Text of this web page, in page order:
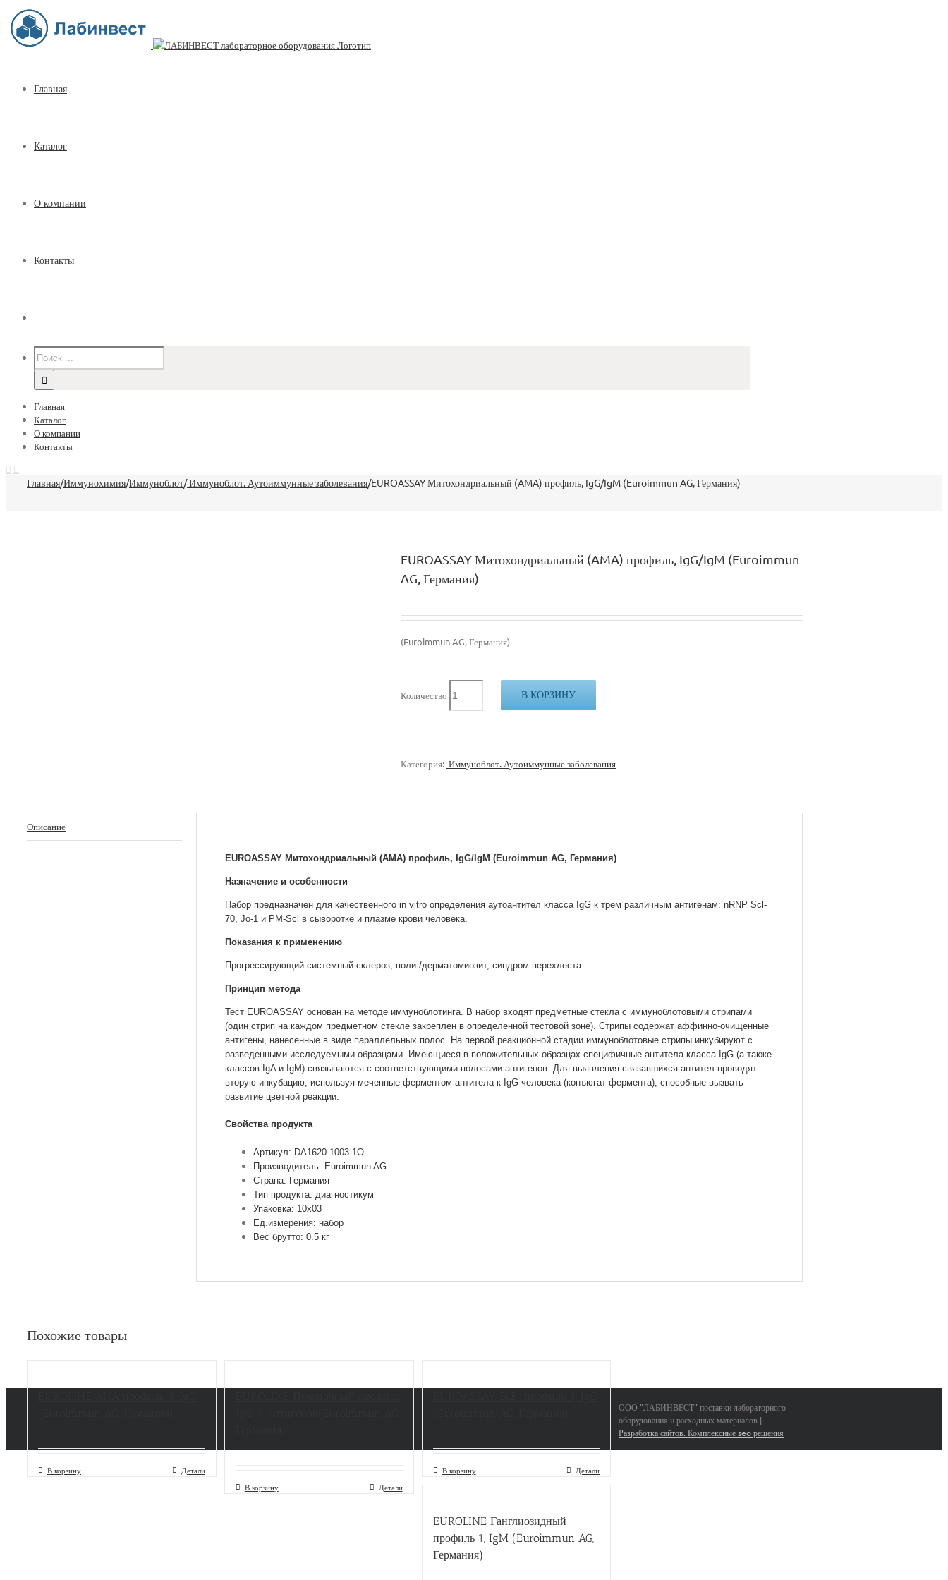
Главная
Каталог
О компании
Контакты
Главная
Каталог
О компании
Контакты
Главная/Иммунохимия/Иммуноблот/Иммуноблот. Аутоиммунные заболевания/EUROASSAY Митохондриальный (AMA) профиль, IgG/IgM (Euroimmun AG, Германия)
EUROASSAY Митохондриальный (AMA) профиль, IgG/IgM (Euroimmun
AG, Германия)
(Euroimmun AG, Германия)
Количество В КОРЗИНУ
Категория: Иммуноблот. Аутоиммунные заболевания
Описание
EUROASSAY Митохондриальный (AMA) профиль, IgG/IgM (Euroimmun AG, Германия)
Назначение и особенности
Набор предназначен для качественного in vitro определения аутоантител класса IgG к трем различным антигенам: nRNP Scl-
70, Jo-1 и PM-Scl в сыворотке и плазме крови человека.
Показания к применению
Прогрессирующий системный склероз, поли-/дерматомиозит, синдром перехлеста.
Принцип метода
Тест EUROASSAY основан на методе иммуноблотинга. В набор входят предметные стекла с иммуноблотовыми стрипами
(один стрип на каждом предметном стекле закреплен в определенной тестовой зоне). Стрипы содержат аффинно-очищенные
антигены, нанесенные в виде параллельных полос. На первой реакционной стадии иммуноблотовые стрипы инкубируют с
разведенными исследуемыми образцами. Имеющиеся в положительных образцах специфичные антитела класса IgG (а также
классов IgA и IgM) связываются с соответствующими полосами антигенов. Для выявления связавшихся антител проводят
вторую инкубацию, используя меченные ферментом антитела к IgG человека (конъюгат фермента), способные вызвать
развитие цветной реакции.
Свойства продукта
Артикул: DA1620-1003-1O
Производитель: Euroimmun AG
Страна: Германия
Тип продукта: диагностикум
Упаковка: 10х03
Ед.измерения: набор
Вес брутто: 0.5 кг
Похожие товары
В корзину Детали
В корзину Детали
В корзину Детали
EUROLINE Ганглиозидный
профиль 1, IgM (Euroimmun AG,
Германия)
ООО "ЛАБИНВЕСТ" поставки лабораторного
оборудования и расходных материалов |
Разработка сайтов. Комплексные seo решения